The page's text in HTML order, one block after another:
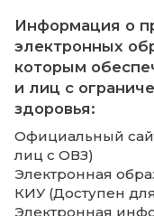
приложением)
Приказ Об
№ 93
помещений
общежитии